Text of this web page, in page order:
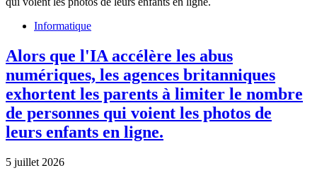
Informatique
Alors que l'IA accélère les abus
numériques, les agences britanniques
exhortent les parents à limiter le nombre
de personnes qui voient les photos de
leurs enfants en ligne.
5 juillet 2026